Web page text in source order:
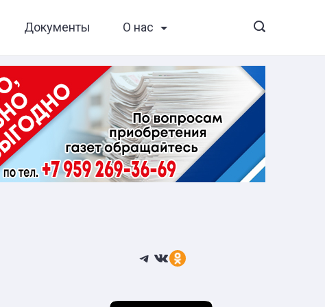
Документы О нас
Telegram
ВКонтакте
Ссылка